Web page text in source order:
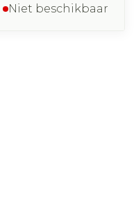
Niet beschikbaar